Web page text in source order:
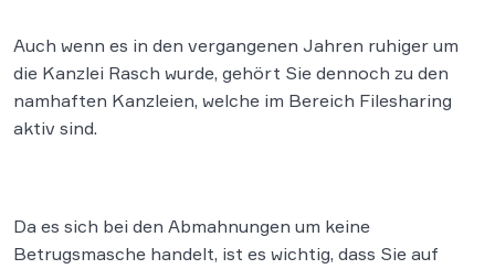
Auch wenn es in den vergangenen Jahren ruhiger um
die Kanzlei Rasch wurde, gehört Sie dennoch zu den
namhaften Kanzleien, welche im Bereich Filesharing
aktiv sind.
Da es sich bei den Abmahnungen um keine
Betrugsmasche handelt, ist es wichtig, dass Sie auf